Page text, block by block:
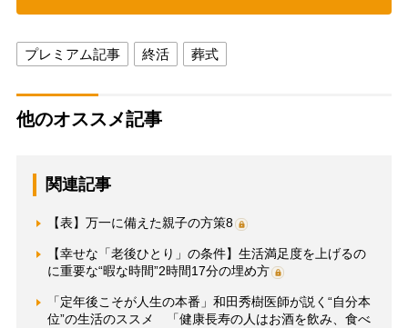
プレミアム記事 終活 葬式
他のオススメ記事
関連記事
【表】万一に備えた親子の方策8
【幸せな「老後ひとり」の条件】生活満足度を上げるの
に重要な“暇な時間”2時間17分の埋め方
「定年後こそが人生の本番」和田秀樹医師が説く“自分本
位”の生活のススメ 「健康長寿の人はお酒を飲み、食べ